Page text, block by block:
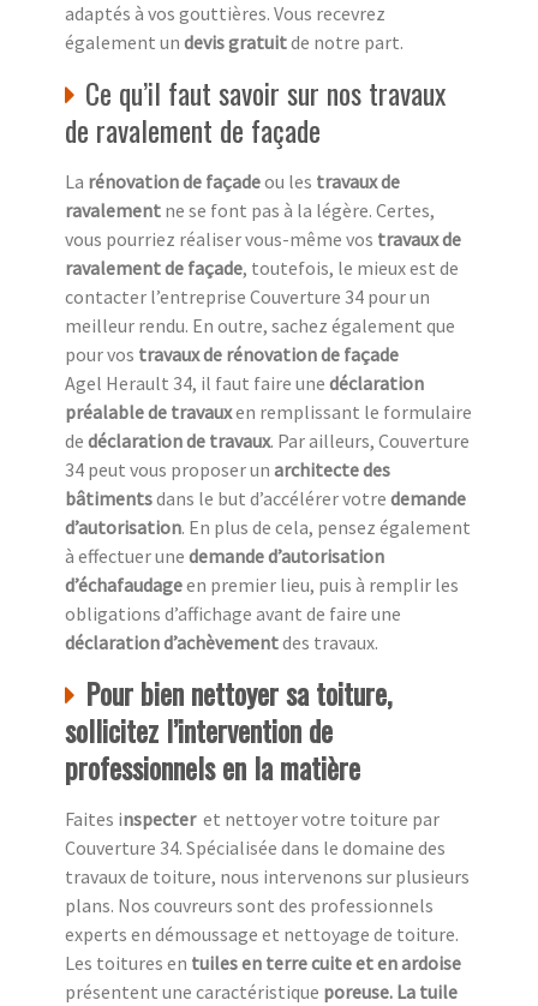
adaptés à vos gouttières. Vous recevrez
également un devis gratuitde notre part.
Ce qu’il faut savoir sur nos travaux
de ravalement de façade
La rénovation de façadeou les travaux de
ravalement ne se font pas à la légère. Certes,
vous pourriez réaliser vous-même vos travaux de
ravalement de façade, toutefois, le mieux est de
contacter l’entreprise Couverture 34 pour un
meilleur rendu. En outre, sachez également que
pour vos travaux de rénovation de façade
Agel Herault 34, il faut faire une déclaration
préalable de travauxen remplissant le formulaire
de déclaration de travaux. Par ailleurs, Couverture
34 peut vous proposer un architecte des
bâtimentsdans le but d’accélérer votre demande
d’autorisation. En plus de cela, pensez également
à effectuer une demande d’autorisation
d’échafaudageen premier lieu, puis à remplir les
obligations d’affichage avant de faire une
déclaration d’achèvementdes travaux.
Pour bien nettoyer sa toiture,
sollicitez l’intervention de
professionnels en la matière
Faites inspecter et nettoyer votre toiture par
Couverture 34. Spécialisée dans le domaine des
travaux de toiture, nous intervenons sur plusieurs
plans. Nos couvreurs sont des professionnels
experts en démoussage et nettoyage de toiture.
Les toitures en tuiles en terre cuite et en ardoise
présentent une caractéristique poreuse. La tuile